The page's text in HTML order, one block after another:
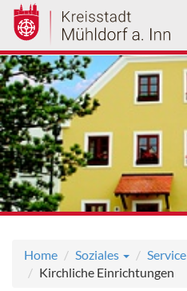
Direkt
zum
Inhalt
Home Soziales
Service
Kirchliche Einrichtungen